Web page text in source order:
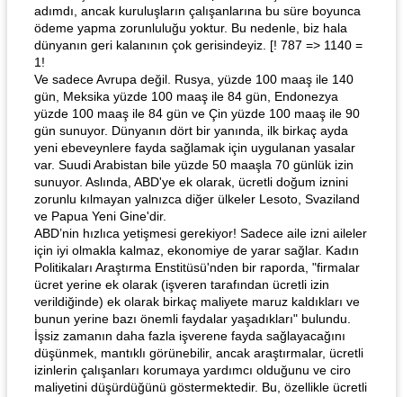
adımdı, ancak kuruluşların çalışanlarına bu süre boyunca
ödeme yapma zorunluluğu yoktur. Bu nedenle, biz hala
dünyanın geri kalanının çok gerisindeyiz. [! 787 => 1140 =
1!
Ve sadece Avrupa değil. Rusya, yüzde 100 maaş ile 140
gün, Meksika yüzde 100 maaş ile 84 gün, Endonezya
yüzde 100 maaş ile 84 gün ve Çin yüzde 100 maaş ile 90
gün sunuyor. Dünyanın dört bir yanında, ilk birkaç ayda
yeni ebeveynlere fayda sağlamak için uygulanan yasalar
var. Suudi Arabistan bile yüzde 50 maaşla 70 günlük izin
sunuyor. Aslında, ABD'ye ek olarak, ücretli doğum iznini
zorunlu kılmayan yalnızca diğer ülkeler Lesoto, Svaziland
ve Papua Yeni Gine'dir.
ABD’nin hızlıca yetişmesi gerekiyor! Sadece aile izni aileler
için iyi olmakla kalmaz, ekonomiye de yarar sağlar. Kadın
Politikaları Araştırma Enstitüsü'nden bir raporda, "firmalar
ücret yerine ek olarak (işveren tarafından ücretli izin
verildiğinde) ek olarak birkaç maliyete maruz kaldıkları ve
bunun yerine bazı önemli faydalar yaşadıkları" bulundu.
İşsiz zamanın daha fazla işverene fayda sağlayacağını
düşünmek, mantıklı görünebilir, ancak araştırmalar, ücretli
izinlerin çalışanları korumaya yardımcı olduğunu ve ciro
maliyetini düşürdüğünü göstermektedir. Bu, özellikle ücretli